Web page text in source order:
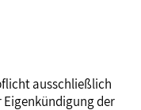
ausschließlich
Eigenkündigung der